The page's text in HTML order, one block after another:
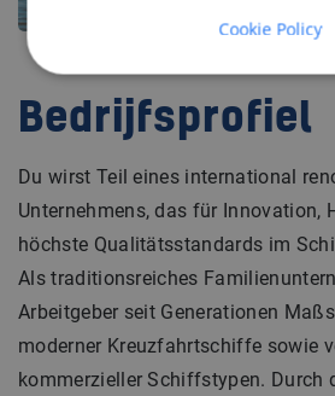
Bedrijfsprofiel
Du wirst Teil eines international
Unternehmens, das für Innovation,
höchste Qualitätsstandards im
Als traditionsreiches
Arbeitgeber seit Generationen
moderner Kreuzfahrtschiffe sowie
kommerzieller Schiffstypen. Durch
Cookie Policy